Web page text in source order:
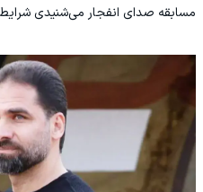
مسابقه صدای انفجار می‌شنیدی